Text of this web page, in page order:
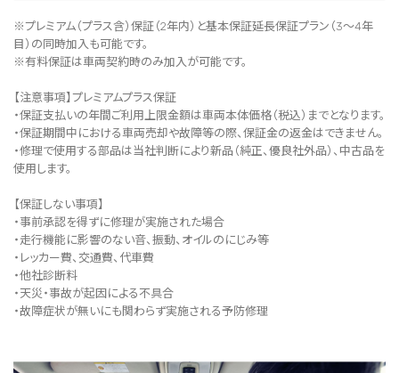
※プレミアム（プラス含）保証（2年内）と基本保証延長保証プラン（3～4年
目）の同時加入も可能です。
※有料保証は⾞両契約時のみ加⼊が可能です。
【注意事項】プレミアムプラス保証
・保証支払いの年間ご利用上限金額は車両本体価格（税込）までとなります。
・保証期間中における車両売却や故障等の際、保証金の返金はできません。
・修理で使用する部品は当社判断により新品（純正、優良社外品）、中古品を
使用します。
【保証しない事項】
・事前承認を得ずに修理が実施された場合
・走行機能に影響のない音、振動、オイルのにじみ等
・レッカー費、交通費、代車費
・他社診断料
・天災・事故が起因による不具合
・故障症状が無いにも関わらず実施される予防修理